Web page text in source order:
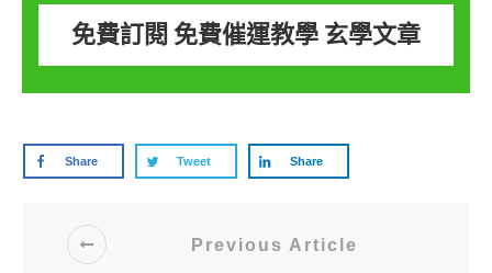
免費訂閱 免費催運教學 玄學文章
Share Tweet Share
Previous Article